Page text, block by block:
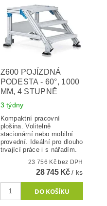
Z600 POJÍZDNÁ
PODESTA - 60°, 1000
MM, 4 STUPNĚ
3 týdny
Kompaktní pracovní
plošina. Volitelně
stacionární nebo mobilní
provední. Ideální pro dlouho
trvající práce i s nářadím.
23 756 Kč bez DPH
28 745 Kč/ ks